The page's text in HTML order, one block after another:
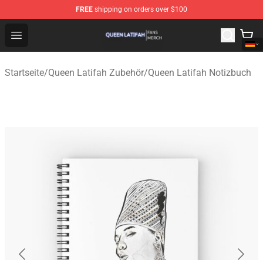
FREE shipping on orders over $100
Open menu
Queen Latifah Shop - Official Queen Latifah
Startseite/Queen Latifah Zubehör/Queen Latifah Notizbuch